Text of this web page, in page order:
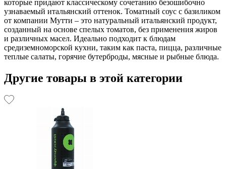
которые придают классическому сочетанию безошибочно
узнаваемый итальянский оттенок. Томатный соус с базиликом
от компании Мутти – это натуральный итальянский продукт,
созданный на основе спелых томатов, без применения жиров
и различных масел. Идеально подходит к блюдам
средиземноморской кухни, таким как паста, пицца, различные
теплые салаты, горячие бутерброды, мясные и рыбные блюда.
Другие товары в этой категории